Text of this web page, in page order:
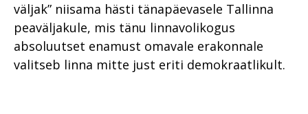
väljak” niisama hästi tänapäevasele Tallinna
peaväljakule, mis tänu linnavolikogus
absoluutset enamust omavale erakonnale
valitseb linna mitte just eriti demokraatlikult.